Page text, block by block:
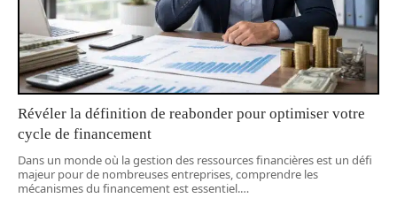
Révéler la définition de reabonder pour optimiser votre
cycle de financement
Dans un monde où la gestion des ressources financières est un défi
majeur pour de nombreuses entreprises, comprendre les
mécanismes du financement est essentiel.…